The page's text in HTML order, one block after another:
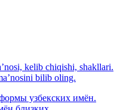
kelib chiqishi, shakllari.
bilib oling.
узбекских имён.